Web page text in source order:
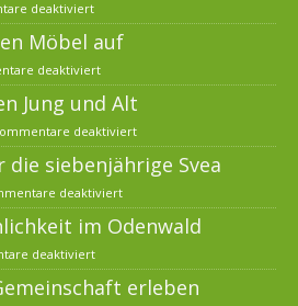
deaktiviert
Möbel auf
deaktiviert
Jung und Alt
deaktiviert
siebenjährige Svea
deaktiviert
im Odenwald
deaktiviert
erleben